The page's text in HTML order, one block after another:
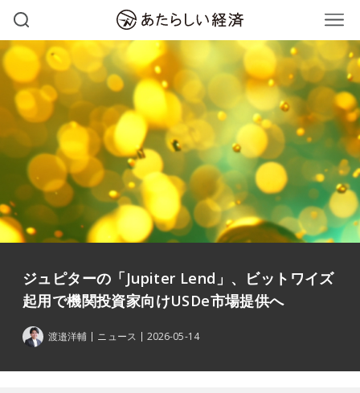
ジュピターの「Jupiter Lend」、ビットワイズ
起用で機関投資家向けUSDe市場提供へ
渡邉洋輔 ニュース 2026-05-14